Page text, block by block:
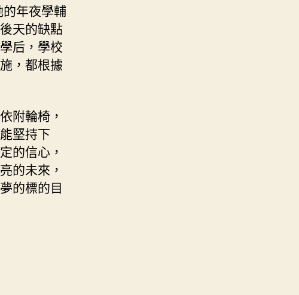
年夜學輔
天的缺點
后，學校
，都根據
附輪椅，
堅持下
的信心，
的未來，
的標的目